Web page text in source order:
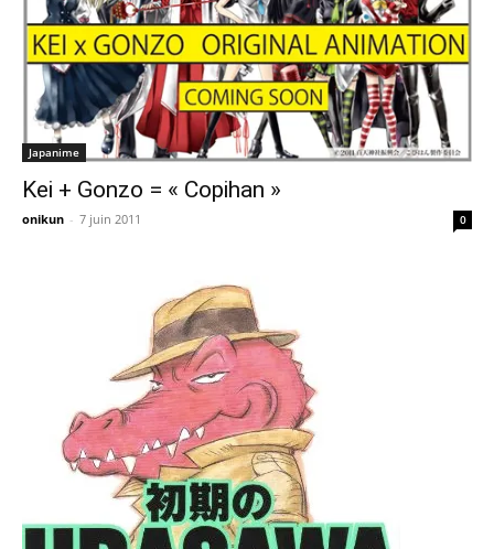
Japanime
Kei + Gonzo = « Copihan »
onikun - 7 juin 2011 0